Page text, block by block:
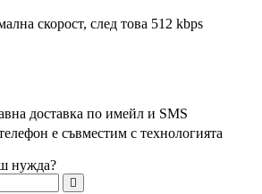
скорост, след това 512 kbps
доставка по имейл и SMS
е съвместим с технологията
нужда?